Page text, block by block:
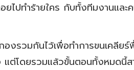
ยไปทำร้ายใคร กับทั้งทีมงานแล
องรวมกันไว้เพื่อทำการขนเคลีย
โดยรวมแล้วขั้นตอนทั้งหมดนี้ส